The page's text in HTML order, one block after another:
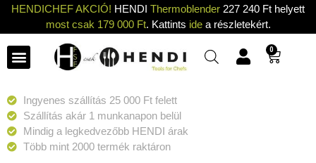
HENDICHEF AKCIÓ! HENDI Thermoblender 227 240 Ft helyett
most csak 179 000 Ft. Kattints idea részletekért.
0
Ingyenes szállítás 25 000 Ft felett
Szállítás akár 1 munkanapon belül
Mindig a legkedvezőbb HENDI árak
Több mint 2000 termék raktáron